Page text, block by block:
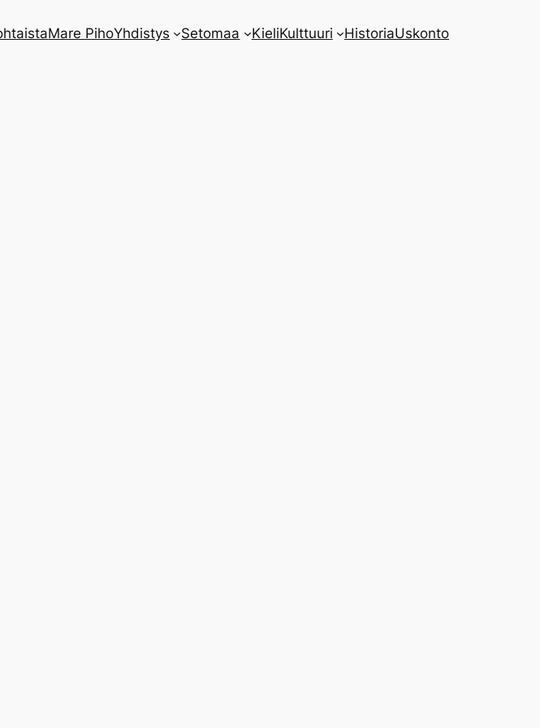
Mare PihoYhdistys Setomaa KieliKulttuuri HistoriaUskonto